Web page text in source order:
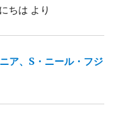
ちは より
ア、S・ニール・フジ